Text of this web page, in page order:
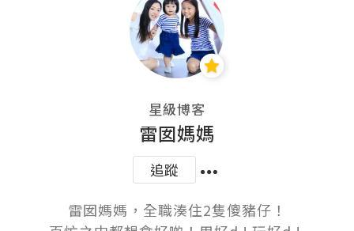
星級博客
雷囡媽媽
追蹤
雷囡媽媽，全職湊住2隻傻豬仔！